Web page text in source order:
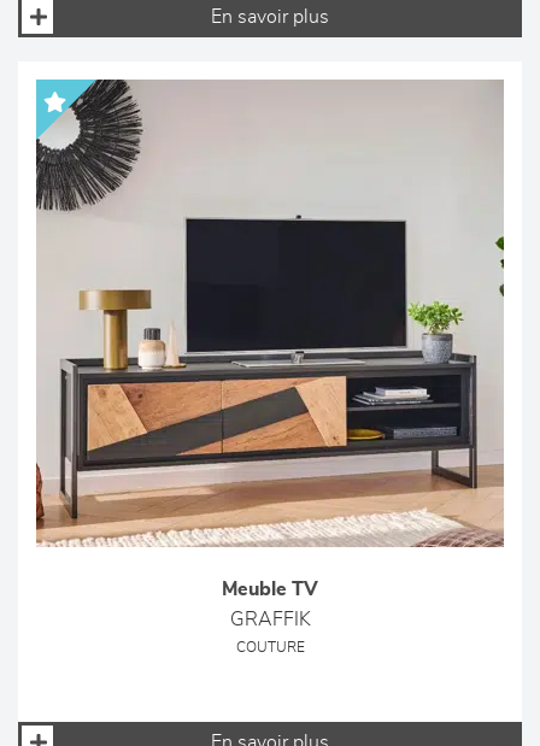
En savoir plus
Meuble TV
GRAFFIK
COUTURE
En savoir plus